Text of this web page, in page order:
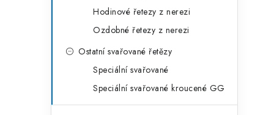
Hodinové řetezy z nerezi
Ozdobné řetezy z nerezi
Ostatní svařované řetězy
Speciální svařované
Speciální svařované kroucené GG